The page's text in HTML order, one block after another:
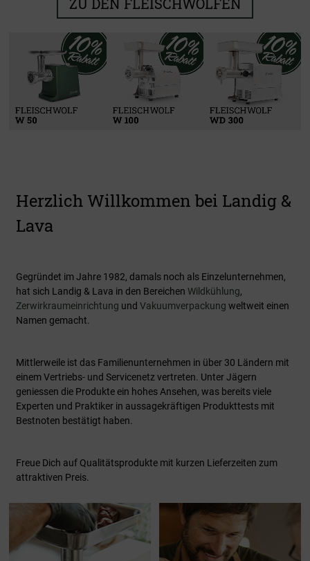
ZU DEN FLEISCHWÖLFEN
Kühlen & Reifen
Zu den Produkten
Zerwirken
Zu den Produkten
Verarbeiten Vakuumieren
Herzlich Willkommen bei Landig &
Lava
Gegründet im Jahre 1982, damals noch als Einzelunternehmen,
hat sich Landig & Lava in den Bereichen Wildkühlung,
Zerwirkraumeinrichtung und Vakuumverpackung weltweit einen
Namen gemacht.
Mittlerweile ist das Familienunternehmen in über 30 Ländern mit
einem Vertriebs- und Servicenetz vertreten. Unter Jägern
geniessen die Produkte ein hohes Ansehen, was bereits viele
Experten und Praktiker in aussagekräftigen Produkttests mit
Bestnoten bestätigt haben.
Freue Dich auf Qualitätsprodukte mit kurzen Lieferzeiten zum
attraktiven Preis.